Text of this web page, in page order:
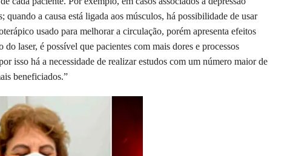
quando a causa está ligada aos músculos, há possibilidade de usar
usado para melhorar a circulação, porém apresenta efeitos
laser, é possível que pacientes com mais dores e processos
isso há a necessidade de realizar estudos com um número maior de
beneficiados.”